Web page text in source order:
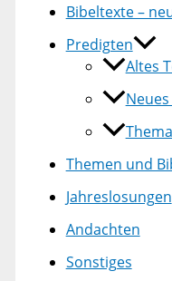
Bibeltexte –
Predigten
Altes
Themen und
Jahreslosungen
Andachten
Sonstiges